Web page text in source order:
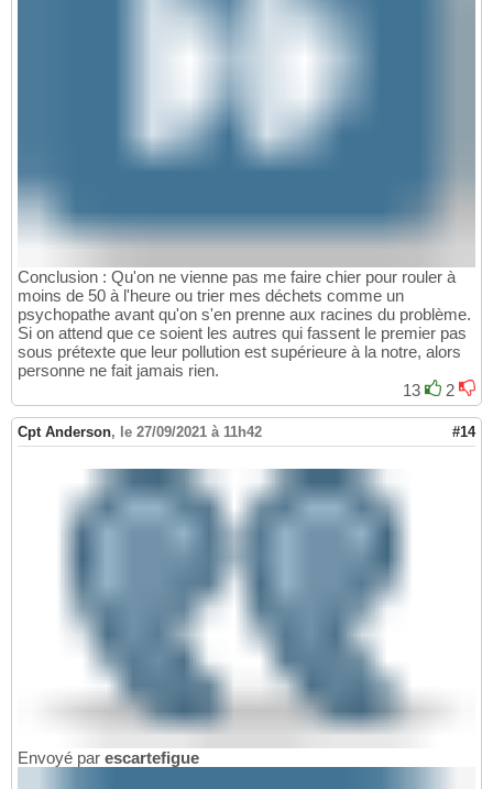
Conclusion : Qu'on ne vienne pas me faire chier pour rouler à
moins de 50 à l'heure ou trier mes déchets comme un
psychopathe avant qu'on s'en prenne aux racines du problème.
Si on attend que ce soient les autres qui fassent le premier pas
sous prétexte que leur pollution est supérieure à la notre, alors
personne ne fait jamais rien.
13
2
Cpt Anderson, le 27/09/2021 à 11h42 #14
Envoyé par escartefigue